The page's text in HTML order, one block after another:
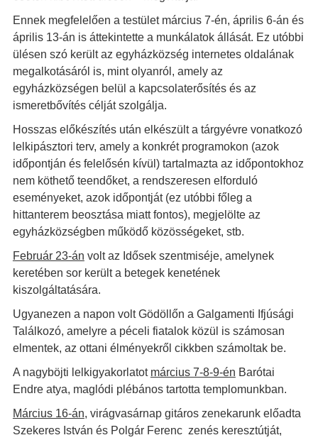
Ennek megfelelően a testület március 7-én, április 6-án és
április 13-án is áttekintette a munkálatok állását. Ez utóbbi
ülésen szó került az egyházközség internetes oldalának
megalkotásáról is, mint olyanról, amely az
egyházközségen belül a kapcsolaterősítés és az
ismeretbővítés célját szolgálja.
Hosszas előkészítés után elkészült a tárgyévre vonatkozó
lelkipásztori terv, amely a konkrét programokon (azok
időpontján és felelősén kívül) tartalmazta az időpontokhoz
nem köthető teendőket, a rendszeresen elforduló
eseményeket, azok időpontját (ez utóbbi főleg a
hittanterem beosztása miatt fontos), megjelölte az
egyházközségben működő közösségeket, stb.
Február 23-án volt az Idősek szentmiséje, amelynek
keretében sor került a betegek kenetének
kiszolgáltatására.
Ugyanezen a napon volt Gödöllőn a Galgamenti Ifjúsági
Találkozó, amelyre a péceli fiatalok közül is számosan
elmentek, az ottani élményekről cikkben számoltak be.
A nagyböjti lelkigyakorlatot március 7-8-9-én Barótai
Endre atya, maglódi plébános tartotta templomunkban.
Március 16-án, virágvasárnap gitáros zenekarunk előadta
Szekeres István és Polgár Ferenc zenés keresztútját,